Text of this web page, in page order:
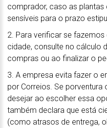
comprador, caso as
sensíveis para o prazo
2. Para verificar se
cidade, consulte no cálculo
compras ou ao finalizar o
3. A empresa evita fazer o
por Correios. Se
desejar ao escolher essa
também declara que está
(como atrasos de entrega,